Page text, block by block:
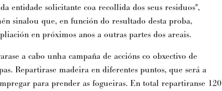
entidade solicitante coa recollida dos seus residuos",
sinalou que, en función do resultado desta proba,
en próximos anos a outras partes dos areais.
a cabo unha campaña de accións co obxectivo de
Repartirase madeira en diferentes puntos, que será a
para prender as fogueiras. En total repartiranse 120